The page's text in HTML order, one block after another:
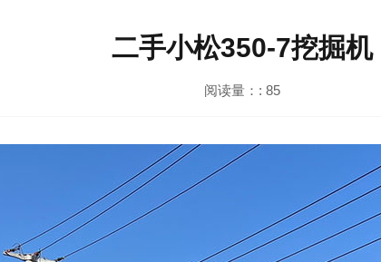
二手小松350-7挖掘机
阅读量：: 85